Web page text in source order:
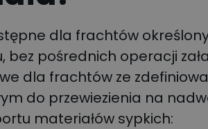
dla frachtów
bez pośrednich operacji
dla frachtów ze
do przewiezienia na
materiałów sypkich: